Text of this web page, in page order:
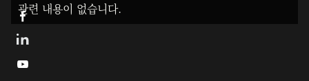
관련 내용이 없습니다.

